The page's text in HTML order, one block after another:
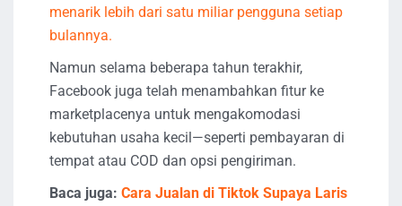
menarik lebih dari satu miliar pengguna setiap
bulannya.
Namun selama beberapa tahun terakhir,
Facebook juga telah menambahkan fitur ke
marketplacenya untuk mengakomodasi
kebutuhan usaha kecil—seperti pembayaran di
tempat atau COD dan opsi pengiriman.
Baca juga: Cara Jualan di Tiktok Supaya Laris